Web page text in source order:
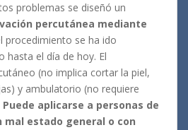
problemas se diseñó un
percutánea mediante
procedimiento se ha ido
hasta el día de hoy. El
(no implica cortar la piel,
y ambulatorio (no requiere
Puede aplicarse a personas de
mal estado general o con